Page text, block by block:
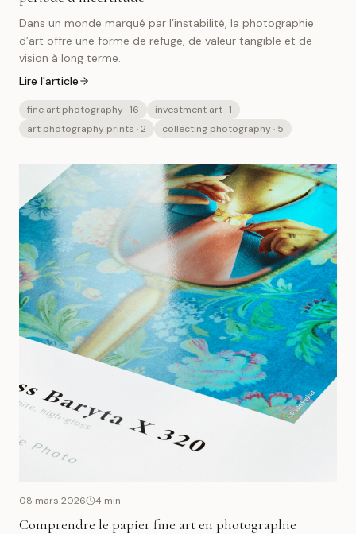
Dans un monde marqué par l’instabilité, la photographie
d’art offre une forme de refuge, de valeur tangible et de
vision à long terme.
Lire l'article
fine art photography· 16 investment art· 1
art photography prints · 2 collecting photography· 5
08 mars 2026 4 min
Comprendre le papier fine art en photographie